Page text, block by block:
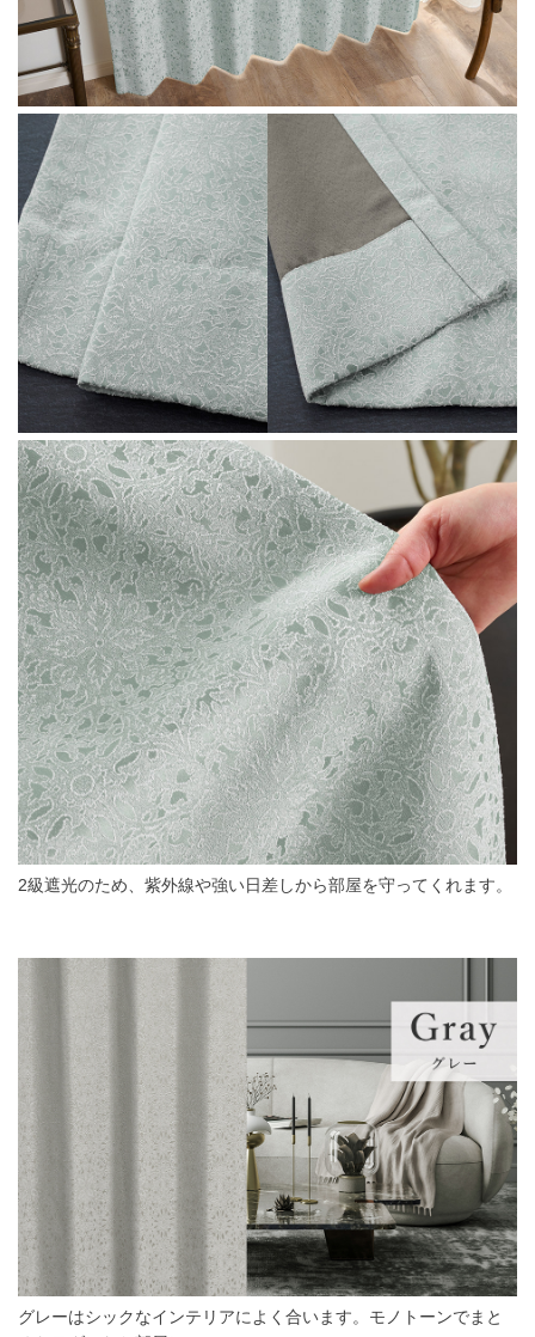
2級遮光のため、紫外線や強い日差しから部屋を守ってくれます。
グレーはシックなインテリアによく合います。モノトーンでまと